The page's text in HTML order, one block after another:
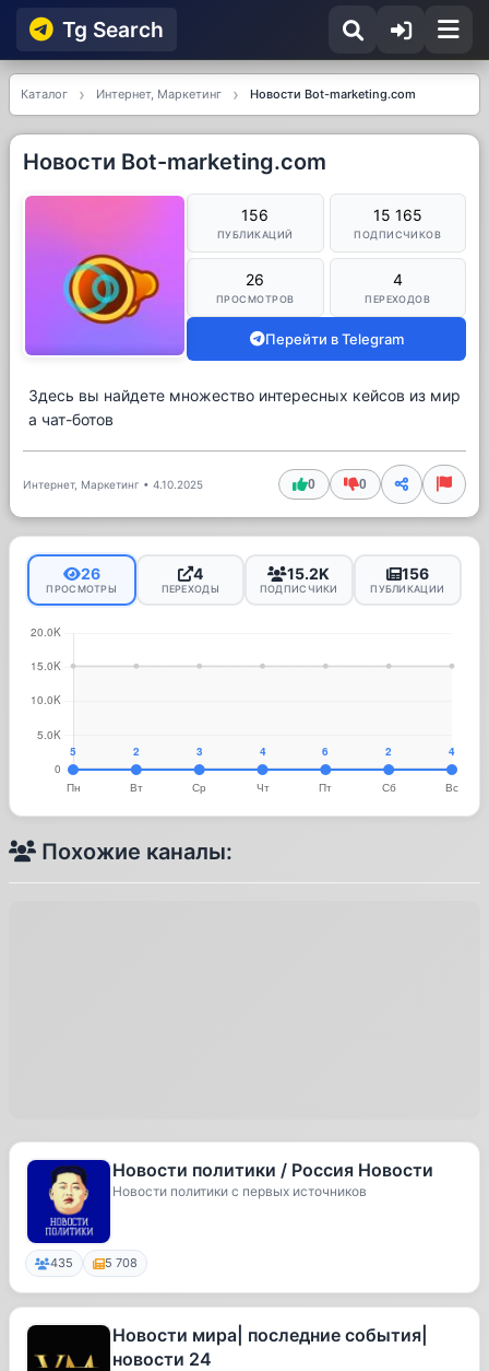
Tg Searсh
Каталог Интернет, Маркетинг Новости Bot-marketing.com
Новости Bot-marketing.com
156
ПУБЛИКАЦИЙ
15 165
ПОДПИСЧИКОВ
26
ПРОСМОТРОВ
4
ПЕРЕХОДОВ
Перейти в Telegram
Здесь вы найдете множество интересных кейсов из мир
а чат-ботов
Интернет, Маркетинг • 4.10.2025 0 0
26
ПРОСМОТРЫ
4
ПЕРЕХОДЫ
15.2K
ПОДПИСЧИКИ
156
ПУБЛИКАЦИИ
Похожие каналы:
Новости политики / Россия Новости
Новости политики с первых источников
435 5 708
Новости мира| последние события|
новости 24